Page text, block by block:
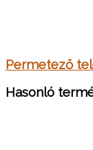
Permetező
Hasonló